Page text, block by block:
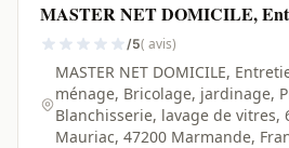
MASTER NET DOMICILE,
ménage, Bricolage, jardinage,
lavage de vitres | Marmande -
/5( avis)
MASTER NET DOMICILE,
ménage, Bricolage, jardinage,
Blanchisserie, lavage de vitres,
Mauriac, 47200 Marmande,